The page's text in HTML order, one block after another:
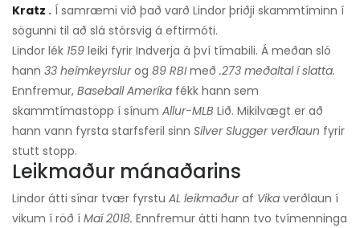
Kratz . Í samræmi við það varð Lindor þriðji skammtíminn í
sögunni til að slá stórsvig á eftirmóti.
Lindor lék 159 leiki fyrir Indverja á því tímabili. Á meðan sló
hann 33 heimkeyrslurog 89 RBImeð .273 meðaltal í slatta.
Ennfremur, Baseball Ameríka fékk hann sem
skammtímastopp í sínum Allur-MLB Lið. Mikilvægt er að
hann vann fyrsta starfsferil sinn Silver Slugger verðlaun fyrir
stutt stopp.
Leikmaður mánaðarins
Lindor átti sínar tvær fyrstu AL leikmaðuraf Vika verðlaun í
vikum í röð í Maí 2018. Ennfremur átti hann tvo tvímenninga